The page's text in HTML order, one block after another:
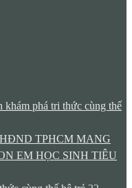
phá tri thức cùng thế
TPHCM MANG
EM HỌC SINH TIÊU